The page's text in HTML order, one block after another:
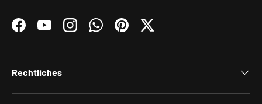
FacebookYouTubeInstagramWhatsAppPinterestTwitter
Rechtliches